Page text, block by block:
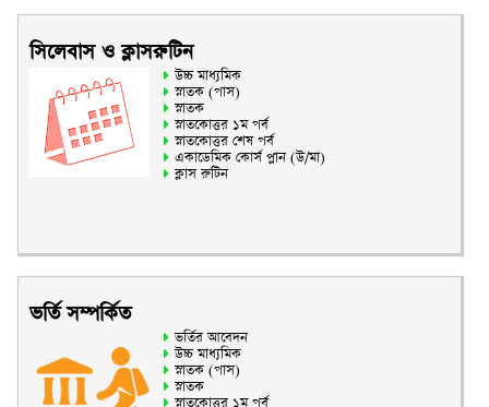
সিলেবাস ও ক্লাসরুটিন
উচ্চ মাধ্যমিক
স্নাতক (পাস)
স্নাতক
স্নাতকোত্তর ১ম পর্ব
স্নাতকোত্তর শেষ পর্ব
একাডেমিক কোর্স প্লান (উ/মা)
ক্লাস রুটিন
ভর্তি সম্পর্কিত
ভর্তির আবেদন
উচ্চ মাধ্যমিক
স্নাতক (পাস)
স্নাতক
স্নাতকোত্তর ১ম পর্ব